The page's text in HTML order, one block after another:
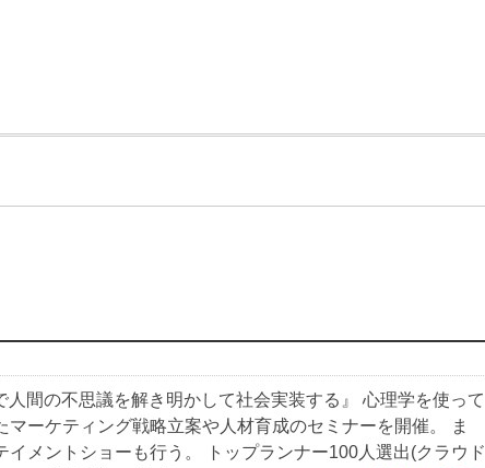
間の不思議を解き明かして社会実装する』 心理学を使って
ーケティング戦略立案や人材育成のセミナーを開催。 ま
メントショーも行う。 トップランナー100人選出(クラウド